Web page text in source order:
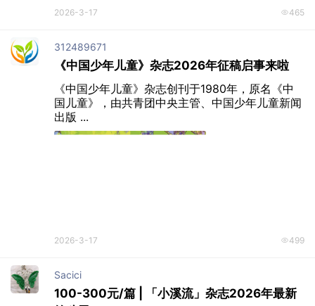
2026-3-17 465
312489671
《中国少年儿童》杂志2026年征稿启事来啦
《中国少年儿童》杂志创刊于1980年，原名《中
国儿童》，由共青团中央主管、中国少年儿童新闻
出版 ...
2026-3-17 499
Sacici
100-300元/篇 | 「小溪流」杂志2026年最新